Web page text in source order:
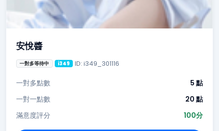
安悅醬
一對多等待中 i349 ID: i349_301116
一對多點數
5 點
一對一點數
20 點
滿意度評分
100分